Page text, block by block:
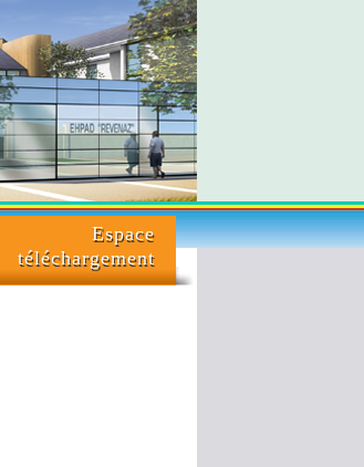
Espace
téléchargement